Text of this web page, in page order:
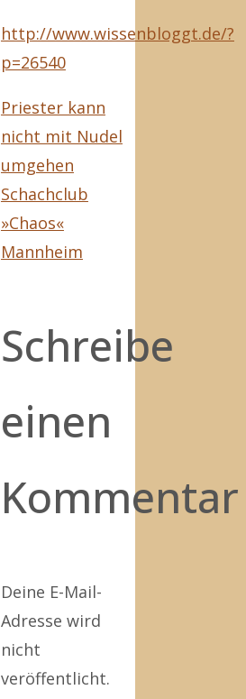
http://www.wissenbloggt.de/?
p=26540
Priester kann
nicht mit Nudel
umgehen
Schachclub
»Chaos«
Mannheim
Schreibe
einen
Kommentar
Deine E-Mail-
Adresse wird
nicht
veröffentlicht.